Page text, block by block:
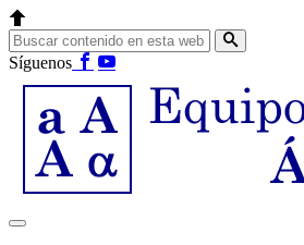
Síguenos